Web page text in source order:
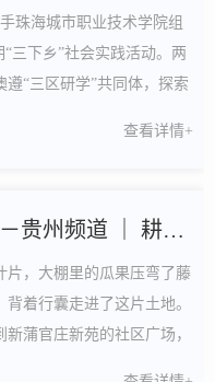
珠海城市职业技术学院组
三下乡”社会实践活动。两
“三区研学”共同体，探索
服务中力行，以实际行动
查看详情+
【媒体看遵职138】人民网－贵州频道 ｜ 耕读传家 惜粮筑梦
片，大棚里的瓜果压弯了藤
着行囊走进了这片土地。
蒲官庄新苑的社区广场，